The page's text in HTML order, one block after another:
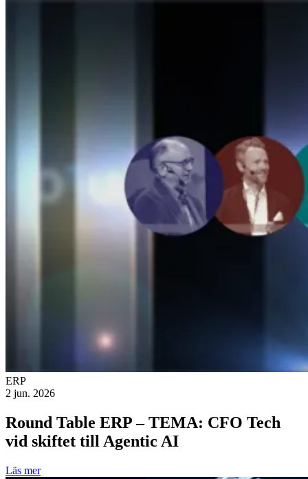
ERP
2 jun. 2026
Round Table ERP – TEMA: CFO Tech
vid skiftet till Agentic AI
Läs mer